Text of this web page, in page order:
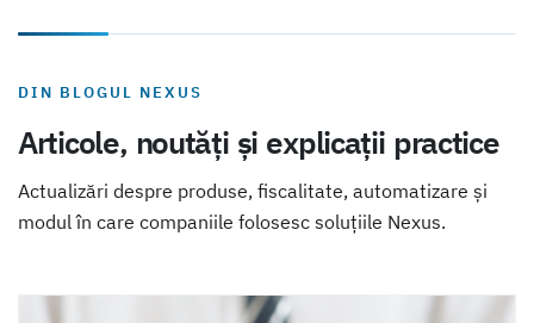
DIN BLOGUL NEXUS
Articole, noutăți și explicații practice
Actualizări despre produse, fiscalitate, automatizare și
modul în care companiile folosesc soluțiile Nexus.